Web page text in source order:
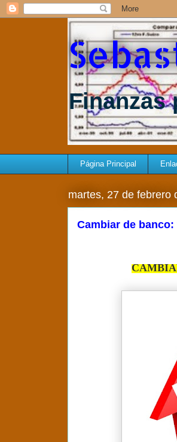
Finanzas
Página Principal
martes, 27 de febrero
Cambiar de